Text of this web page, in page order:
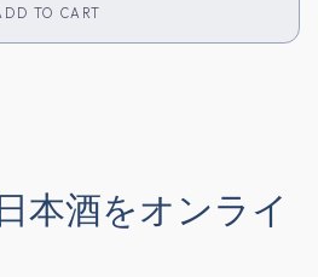
TO CART
本酒をオンライ